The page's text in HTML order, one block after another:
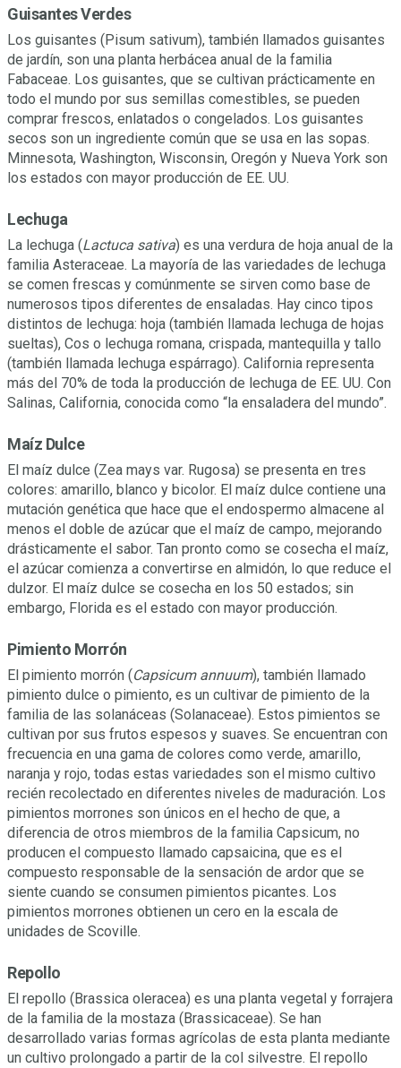
Guisantes Verdes
Los guisantes (Pisum sativum), también llamados guisantes
de jardín, son una planta herbácea anual de la familia
Fabaceae. Los guisantes, que se cultivan prácticamente en
todo el mundo por sus semillas comestibles, se pueden
comprar frescos, enlatados o congelados. Los guisantes
secos son un ingrediente común que se usa en las sopas.
Minnesota, Washington, Wisconsin, Oregón y Nueva York son
los estados con mayor producción de EE. UU.
Lechuga
La lechuga (Lactuca sativa) es una verdura de hoja anual de la
familia Asteraceae. La mayoría de las variedades de lechuga
se comen frescas y comúnmente se sirven como base de
numerosos tipos diferentes de ensaladas. Hay cinco tipos
distintos de lechuga: hoja (también llamada lechuga de hojas
sueltas), Cos o lechuga romana, crispada, mantequilla y tallo
(también llamada lechuga espárrago). California representa
más del 70% de toda la producción de lechuga de EE. UU. Con
Salinas, California, conocida como “la ensaladera del mundo”.
Maíz Dulce
El maíz dulce (Zea mays var. Rugosa) se presenta en tres
colores: amarillo, blanco y bicolor. El maíz dulce contiene una
mutación genética que hace que el endospermo almacene al
menos el doble de azúcar que el maíz de campo, mejorando
drásticamente el sabor. Tan pronto como se cosecha el maíz,
el azúcar comienza a convertirse en almidón, lo que reduce el
dulzor. El maíz dulce se cosecha en los 50 estados; sin
embargo, Florida es el estado con mayor producción.
Pimiento Morrón
El pimiento morrón (Capsicum annuum), también llamado
pimiento dulce o pimiento, es un cultivar de pimiento de la
familia de las solanáceas (Solanaceae). Estos pimientos se
cultivan por sus frutos espesos y suaves. Se encuentran con
frecuencia en una gama de colores como verde, amarillo,
naranja y rojo, todas estas variedades son el mismo cultivo
recién recolectado en diferentes niveles de maduración. Los
pimientos morrones son únicos en el hecho de que, a
diferencia de otros miembros de la familia Capsicum, no
producen el compuesto llamado capsaicina, que es el
compuesto responsable de la sensación de ardor que se
siente cuando se consumen pimientos picantes. Los
pimientos morrones obtienen un cero en la escala de
unidades de Scoville.
Repollo
El repollo (Brassica oleracea) es una planta vegetal y forrajera
de la familia de la mostaza (Brassicaceae). Se han
desarrollado varias formas agrícolas de esta planta mediante
un cultivo prolongado a partir de la col silvestre. El repollo